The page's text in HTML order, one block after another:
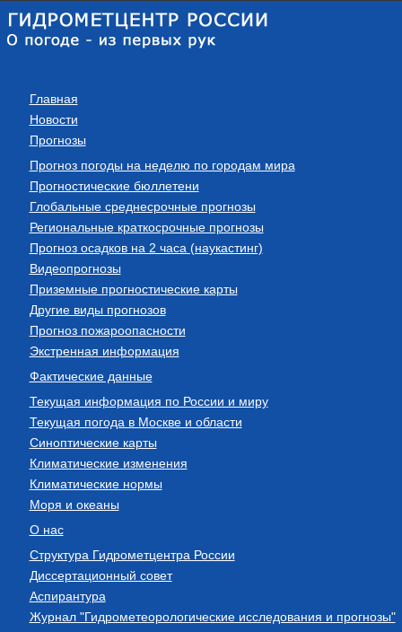
Главная
Новости
Прогнозы
Прогноз погоды на неделю по городам мира
Прогностические бюллетени
Глобальные среднесрочные прогнозы
Региональные краткосрочные прогнозы
Прогноз осадков на 2 часа (наукастинг)
Видеопрогнозы
Приземные прогностические карты
Другие виды прогнозов
Прогноз пожароопасности
Экстренная информация
Фактические данные
Текущая информация по России и миру
Текущая погода в Москве и области
Синоптические карты
Климатические изменения
Климатические нормы
Моря и океаны
О нас
Структура Гидрометцентра России
Диссертационный совет
Аспирантура
Журнал "Гидрометеорологические исследования и прогнозы"